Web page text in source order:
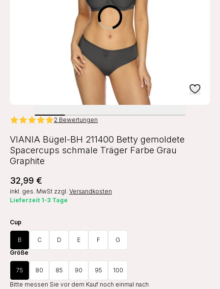
2 Bewertungen
VIANIA Bügel-BH 211400 Betty gemoldete
Spacercups schmale Träger Farbe Grau
Graphite
32,99 €
inkl. ges. MwSt zzgl. Versandkosten
Lieferzeit 1-3 Tage
Cup
B C D E F
G
Größe
75 80 85 90 95
100
Bitte messen Sie vor dem Kauf noch einmal nach